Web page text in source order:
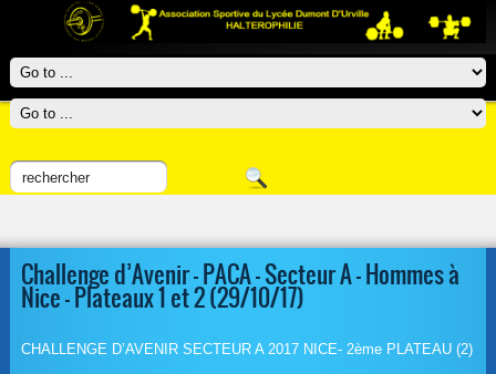
Challenge d’Avenir – PACA – Secteur A – Hommes à
Nice – Plateaux 1 et 2 (29/10/17)
CHALLENGE D’AVENIR SECTEUR A 2017 NICE- 2ème PLATEAU (2)